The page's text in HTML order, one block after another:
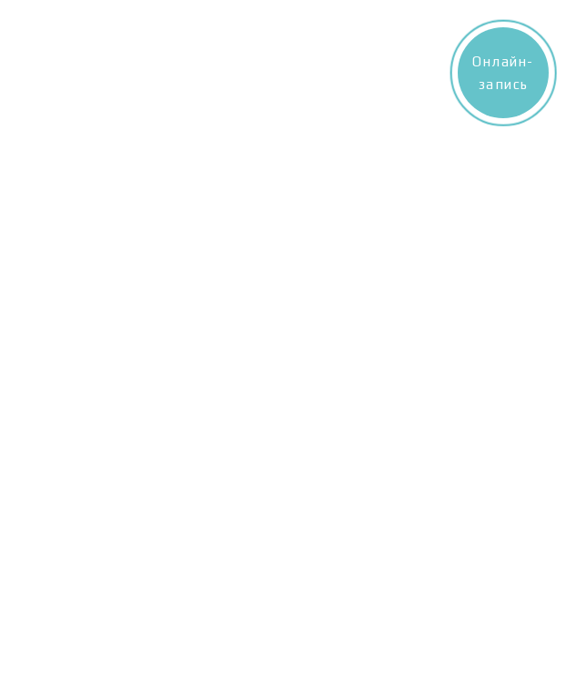
Онлайн-
запись